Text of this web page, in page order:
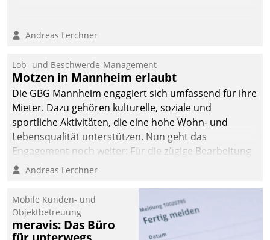
Andreas Lerchner
Lob- und Beschwerde-Management
Motzen in Mannheim erlaubt
Die GBG Mannheim engagiert sich umfassend für ihre
Mieter. Dazu gehören kulturelle, soziale und
sportliche Aktivitäten, die eine hohe Wohn- und
Lebensqualität unterstützen. Nun geht das
Engagement noch weiter: Für die zügige Bearbeitung
von Beschwerden – oder Lob – richtet das
und Beschwerde-Management einen eigenen Kanal
ein.
Andreas Lerchner
Mobile Kunden- und
Objektbetreuung
meravis: Das Büro